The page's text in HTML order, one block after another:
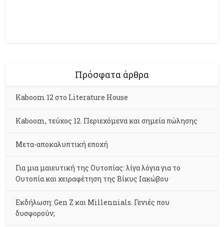
Πρόσφατα άρθρα
Kaboom 12 στο Literature House
Kaboom, τεύχος 12. Περιεχόμενα και σημεία πώλησης
Μετα-αποκαλυπτική εποχή
Για μια μαιευτική της Ουτοπίας: λίγα λόγια για το
Ουτοπία και χειραφέτηση της Βίκυς Ιακώβου
Εκδήλωση: Gen Z και Millennials. Γενιές που
δυσφορούν;